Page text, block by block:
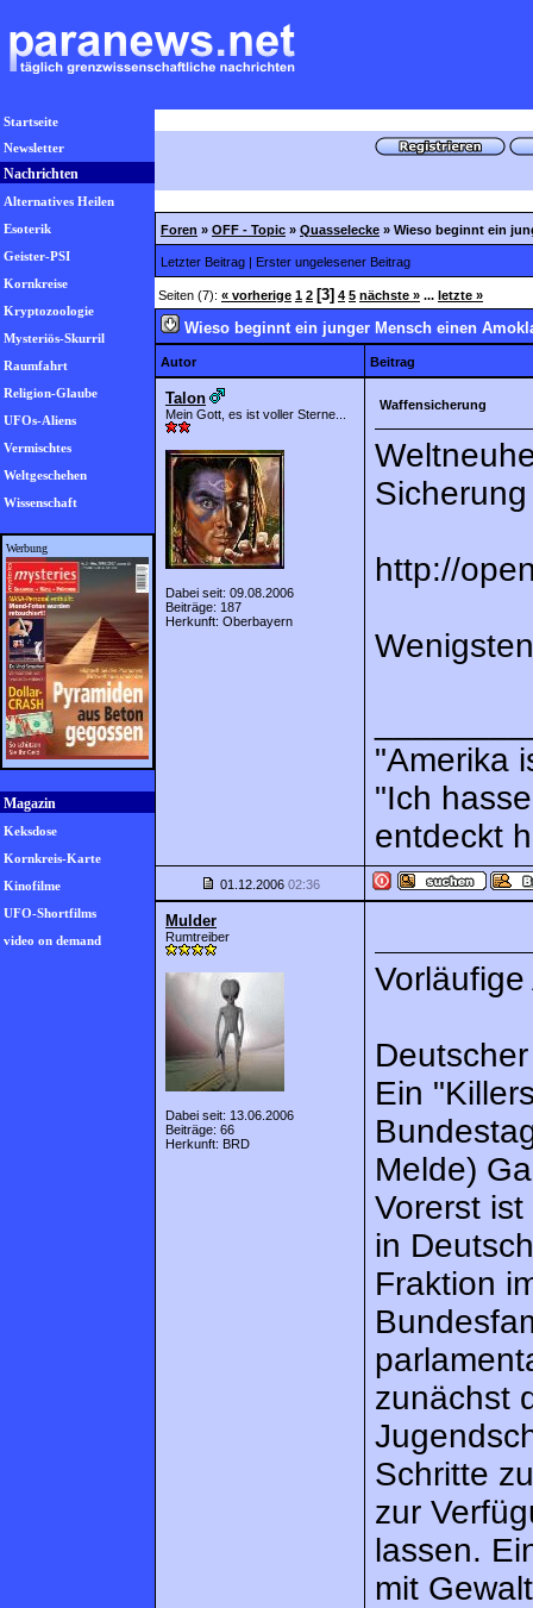
Startseite
Newsletter
Nachrichten
Alternatives Heilen
Esoterik
Geister-PSI
Kornkreise
Kryptozoologie
Mysteriös-Skurril
Raumfahrt
Religion-Glaube
UFOs-Aliens
Vermischtes
Weltgeschehen
Wissenschaft
Werbung
Magazin
Keksdose
Kornkreis-Karte
Kinofilme
UFO-Shortfilms
video on demand
Foren » OFF - Topic » Quasselecke » Wieso beginnt ein
Letzter Beitrag | Erster ungelesener Beitrag
Seiten (7): « vorherige 1 2 [3] 4 5 nächste » ... letzte »
Wieso beginnt ein junger Mensch einen
Autor Beitrag
Talon
Mein Gott, es ist voller Sterne...
Dabei seit: 09.08.2006
Beiträge: 187
Herkunft: Oberbayern
Waffensicherung
http://
"Amerika
"Ich
entdeckt
01.12.2006 02:36
Mulder
Rumtreiber
Dabei seit: 13.06.2006
Beiträge: 66
Herkunft: BRD
Ein
Melde)
Vorerst
in
Fraktion
zunächst
Schritte
zur
lassen.
mit